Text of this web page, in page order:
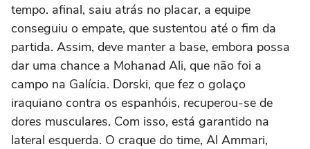
tempo. afinal, saiu atrás no placar, a equipe
conseguiu o empate, que sustentou até o fim da
partida. Assim, deve manter a base, embora possa
dar uma chance a Mohanad Ali, que não foi a
campo na Galícia. Dorski, que fez o golaço
iraquiano contra os espanhóis, recuperou-se de
dores musculares. Com isso, está garantido na
lateral esquerda. O craque do time, Al Ammari,